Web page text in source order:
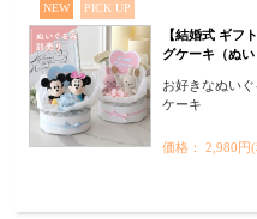
NEW PICK UP
【結婚式 ギフ
グケーキ（ぬい
お好きなぬい
ケーキ
価格： 2,980円